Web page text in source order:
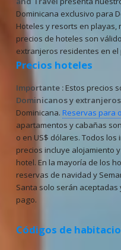
Dominicana exclusivo para
Hoteles y resorts en playas,
precios de hoteles son
extranjeros residentes en el
Precios hoteles
Importante : Estos precios
Dominicanos y
Dominicana. Reservas para
apartamentos y cabañas
o en US$ dólares. Todos
precios incluye alojamiento
hotel. En la mayoría de los
reservas de navidad y
Santa solo serán
pago.
Códigos de